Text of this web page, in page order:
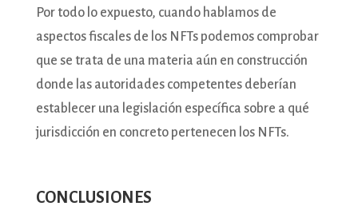
Por todo lo expuesto, cuando hablamos de
aspectos fiscales de los NFTs podemos comprobar
que se trata de una materia aún en construcción
donde las autoridades competentes deberían
establecer una legislación específica sobre a qué
jurisdicción en concreto pertenecen los NFTs.
CONCLUSIONES